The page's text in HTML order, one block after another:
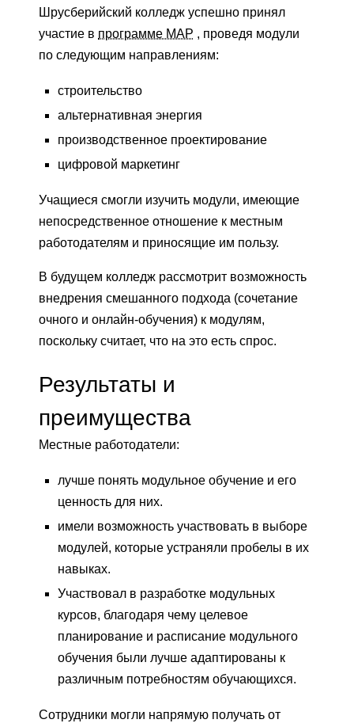
Шрусберийский колледж успешно принял
участие в программе MAP , проведя модули
по следующим направлениям:
строительство
альтернативная энергия
производственное проектирование
цифровой маркетинг
Учащиеся смогли изучить модули, имеющие
непосредственное отношение к местным
работодателям и приносящие им пользу.
В будущем колледж рассмотрит возможность
внедрения смешанного подхода (сочетание
очного и онлайн-обучения) к модулям,
поскольку считает, что на это есть спрос.
Результаты и
преимущества
Местные работодатели:
лучше понять модульное обучение и его
ценность для них.
имели возможность участвовать в выборе
модулей, которые устраняли пробелы в их
навыках.
Участвовал в разработке модульных
курсов, благодаря чему целевое
планирование и расписание модульного
обучения были лучше адаптированы к
различным потребностям обучающихся.
Сотрудники могли напрямую получать от